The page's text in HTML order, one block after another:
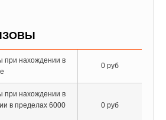
при нахождении в
0 руб
при нахождении в
в пределах 6000
0 руб